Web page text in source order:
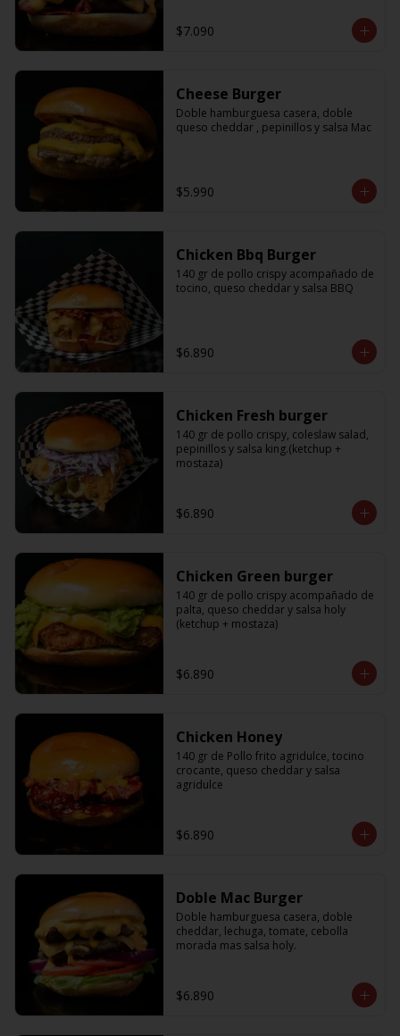
$7.090
Cheese Burger
Doble hamburguesa casera, doble
queso cheddar , pepinillos y salsa Mac
$5.990
Chicken Bbq Burger
140 gr de pollo crispy acompañado de
tocino, queso cheddar y salsa BBQ
$6.890
Chicken Fresh burger
140 gr de pollo crispy, coleslaw salad,
pepinillos y salsa king.(ketchup +
mostaza)
$6.890
Chicken Green burger
140 gr de pollo crispy acompañado de
palta, queso cheddar y salsa holy
(ketchup + mostaza)
$6.890
Chicken Honey
140 gr de Pollo frito agridulce, tocino
crocante, queso cheddar y salsa
agridulce
$6.890
Doble Mac Burger
Doble hamburguesa casera, doble
cheddar, lechuga, tomate, cebolla
morada mas salsa holy.
$6.890